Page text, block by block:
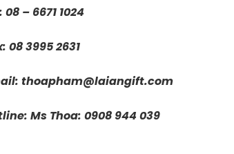
08 – 6671 1024
08 3995 2631
thoapham@laiangift.com
Ms Thoa: 0908 944 039